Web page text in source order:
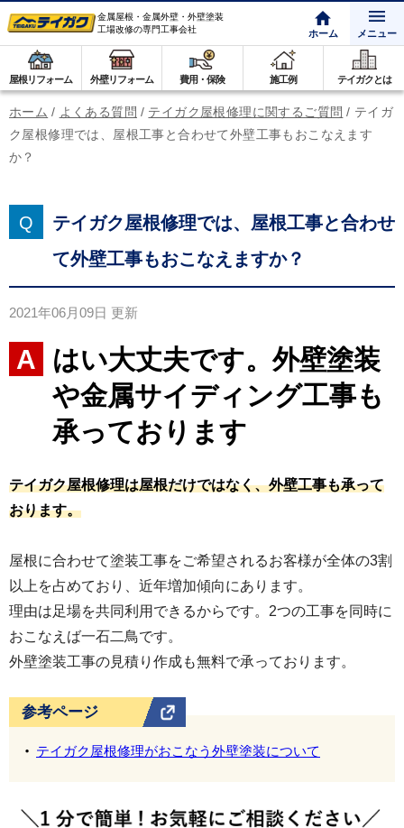
金属屋根・金属外壁・外壁塗装
工場改修の専門工事会社
ホーム メニュー
屋根リフォーム 外壁リフォーム 費用・保険 施工例 テイガクとは
ホーム / よくある質問 / テイガク屋根修理に関するご質問 / テイガ
ク屋根修理では、屋根工事と合わせて外壁工事もおこなえます
か？
テイガク屋根修理では、屋根工事と合わせ
て外壁工事もおこなえますか？
2021年06月09日 更新
はい大丈夫です。外壁塗装
や金属サイディング工事も
承っております
テイガク屋根修理は屋根だけではなく、外壁工事も承って
おります。
屋根に合わせて塗装工事をご希望されるお客様が全体の3割
以上を占めており、近年増加傾向にあります。
理由は足場を共同利用できるからです。2つの工事を同時に
おこなえば一石二鳥です。
外壁塗装工事の見積り作成も無料で承っております。
参考ページ
テイガク屋根修理がおこなう外壁塗装について